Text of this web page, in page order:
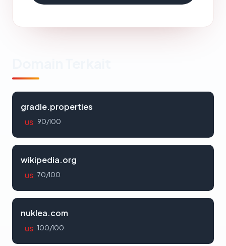
gradle.properties
US 90/100
wikipedia.org
US 70/100
nuklea.com
US 100/100